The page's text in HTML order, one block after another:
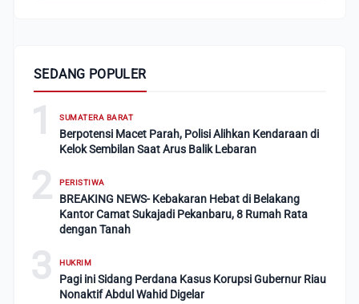
SEDANG POPULER
1 SUMATERA BARAT
Berpotensi Macet Parah, Polisi Alihkan Kendaraan di
Kelok Sembilan Saat Arus Balik Lebaran
2 PERISTIWA
BREAKING NEWS- Kebakaran Hebat di Belakang
Kantor Camat Sukajadi Pekanbaru, 8 Rumah Rata
dengan Tanah
3 HUKRIM
Pagi ini Sidang Perdana Kasus Korupsi Gubernur Riau
Nonaktif Abdul Wahid Digelar